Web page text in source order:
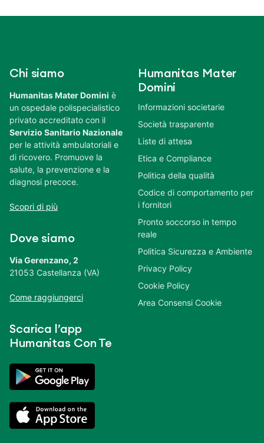
Chi siamo
Humanitas Mater Domini è
un ospedale polispecialistico
privato accreditato con il
Servizio Sanitario Nazionale
per le attività ambulatoriali e
di ricovero. Promuove la
salute, la prevenzione e la
diagnosi precoce.
Scopri di più
Dove siamo
Via Gerenzano, 2
21053 Castellanza (VA)
Come raggiungerci
Scarica l’app
Humanitas Con Te
Humanitas Mater
Domini
Informazioni societarie
Società trasparente
Liste di attesa
Etica e Compliance
Politica della qualità
Codice di comportamento per
i fornitori
Pronto soccorso in tempo
reale
Politica Sicurezza e Ambiente
Privacy Policy
Cookie Policy
Area Consensi Cookie